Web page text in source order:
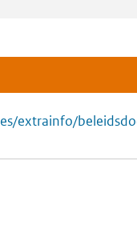
extrainfo/